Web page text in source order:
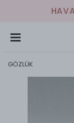
GÖZLÜK